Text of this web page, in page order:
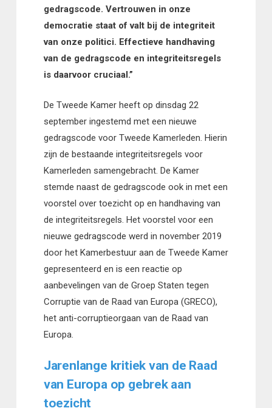
gedragscode. Vertrouwen in onze
democratie staat of valt bij de integriteit
van onze politici. Effectieve handhaving
van de gedragscode en integriteitsregels
is daarvoor cruciaal.”
De Tweede Kamer heeft op dinsdag 22
september ingestemd met een nieuwe
gedragscode voor Tweede Kamerleden. Hierin
zijn de bestaande integriteitsregels voor
Kamerleden samengebracht. De Kamer
stemde naast de gedragscode ook in met een
voorstel over toezicht op en handhaving van
de integriteitsregels. Het voorstel voor een
nieuwe gedragscode werd in november 2019
door het Kamerbestuur aan de Tweede Kamer
gepresenteerd en is een reactie op
aanbevelingen van de Groep Staten tegen
Corruptie van de Raad van Europa (GRECO),
het anti-corruptieorgaan van de Raad van
Europa.
Jarenlange kritiek van de Raad
van Europa op gebrek aan
toezicht